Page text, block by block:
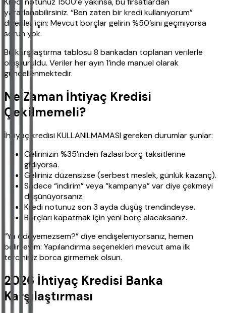
yararlanabilirsiniz. “Ben zaten bir kredi kullanıyorum”
diyenler için: Mevcut borçlar gelirin %50’sini geçmiyorsa
sorun yok.
Bu karşılaştırma tablosu 8 bankadan toplanan verilerle
oluşturuldu. Veriler her ayın 1’inde manuel olarak
güncellenmektedir.
Ne Zaman İhtiyaç Kredisi
Çekilmemeli?
İhtiyaç kredisi KULLANILMAMASI gereken durumlar şunlar:
Gelirinizin %35’inden fazlası borç taksitlerine
gidiyorsa.
Geliriniz düzensizse (serbest meslek, günlük kazanç).
Sadece “indirim” veya “kampanya” var diye çekmeyi
düşünüyorsanız.
Kredi notunuz son 3 ayda düşüş trendindeyse.
Borçları kapatmak için yeni borç alacaksanız.
“Ya ödeyemezsem?” diye endişeleniyorsanız, hemen
belirteyim: Yapılandırma seçenekleri mevcut ama ilk
tercihiniz borca girmemek olsun.
2026 İhtiyaç Kredisi Banka
Karşılaştırması